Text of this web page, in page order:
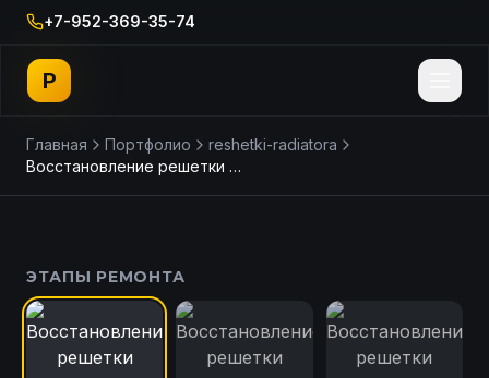
+7-952-369-35-74
P
Главная Портфолио
reshetki-radiatora
Восстановление решетки радиатора Dodge Ram
ЭТАПЫ РЕМОНТА